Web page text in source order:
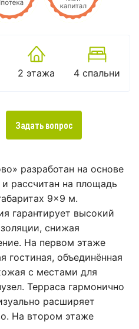
2 этажа 4 спальни
Задать вопрос
разработан на основе
рассчитан на площадь
9×9 м.
гарантирует высокий
снижая
На первом этаже
гостиная, объединённая
с местами для
Терраса гармонично
расширяет
На втором этаже